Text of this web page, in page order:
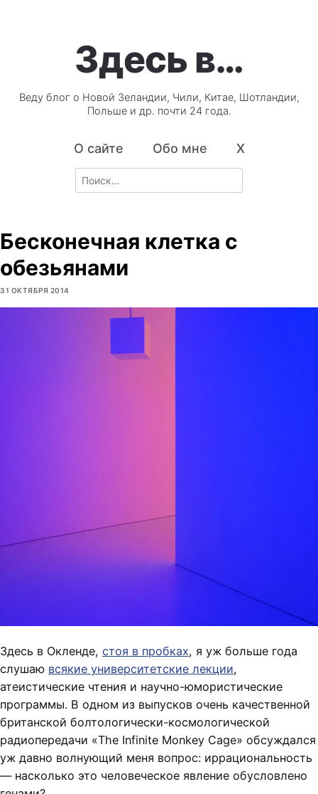
Здесь в…
Веду блог о Новой Зеландии, Чили, Китае, Шотландии,
Польше и др. почти 24 года.
О сайте Обо мне X
Search
for:
Бесконечная клетка с
обезьянами
31 ОКТЯБРЯ 2014
Здесь в Окленде, стоя в пробках, я уж больше года
слушаю всякие университетские лекции,
атеистические чтения и научно-юмористические
программы. В одном из выпусков очень качественной
британской болтологически-космологической
радиопередачи «The Infinite Monkey Cage» обсуждался
уж давно волнующий меня вопрос: иррациональность
— насколько это человеческое явление обусловлено